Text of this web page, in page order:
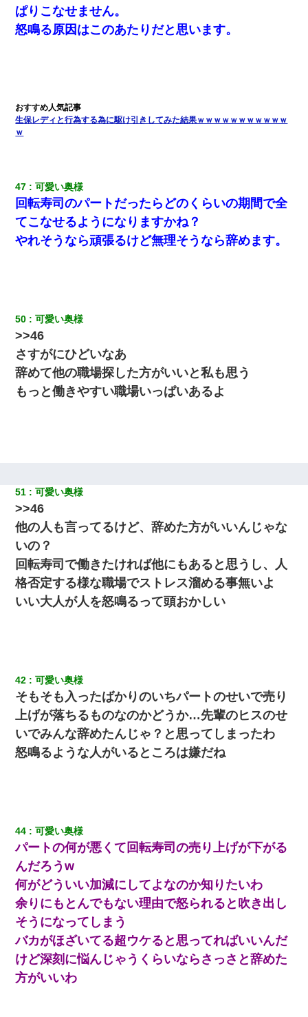
全く親しくないママ友Aから突然「飲み会しよう」と誘われたがお
断りした。後日Aの企みを知ってゾッとするやら腹立つやら！
妻と同居し始めたときから、よく妻が「どこかで音漏れしてな
い？音楽聞こえる」と言っていて…
よくドアを開けるとなんと…
小学生の妹が20代の弟とチューしてるのに、見て見ぬふりの親を
見てから実家を出た。それから15年、妹が弟の子を妊娠したらし
くもう堕胎できない月なんだと母から連絡がきた…｜生活｜ワロ
タあんてな
発見。しかも「ヒィ～」みたいな声も聞こえてきたので気になっ
て近寄ったら女の子がおっさんの下敷きになってた
日航機墜落事故の「ここからは日本語で大丈夫ですよ〜」の絶望
感がヤバイ・・・
父が他界→父のフリン相手『どうか相続を放棄して下さい、昔の
ことは謝ります。ごめんなさい…』私「お子さんはフリン略奪婚
って知ってるの？」相手『 』結果→
「お前の父ちゃんは自宅警備員」とかからかわれたけど、実はと
んでもない仕事に就いていた
[緊急]ベロベロの女に声をかけて行為してきた結果
ぱりこなせません。
怒鳴る原因はこのあたりだと思います。
生保レディと行為する為に駆け引きしてみた結果ｗｗｗｗｗｗｗｗｗｗｗ
ｗ
47 可愛い奥様
回転寿司のパートだったらどのくらいの期間で全
てこなせるようになりますかね？
やれそうなら頑張るけど無理そうなら辞めます。
50 可愛い奥様
>>46
さすがにひどいなあ
辞めて他の職場探した方がいいと私も思う
もっと働きやすい職場いっぱいあるよ
51 可愛い奥様
>>46
他の人も言ってるけど、辞めた方がいいんじゃな
いの？
回転寿司で働きたければ他にもあると思うし、人
格否定する様な職場でストレス溜める事無いよ
いい大人が人を怒鳴るって頭おかしい
42 可愛い奥様
そもそも入ったばかりのいちパートのせいで売り
上げが落ちるものなのかどうか…先輩のヒスのせ
いでみんな辞めたんじゃ？と思ってしまったわ
怒鳴るような人がいるところは嫌だね
44 可愛い奥様
パートの何が悪くて回転寿司の売り上げが下がる
んだろうw
何がどういい加減にしてよなのか知りたいわ
余りにもとんでもない理由で怒られると吹き出し
そうになってしまう
バカがほざいてる超ウケると思ってればいいんだ
けど深刻に悩んじゃうくらいならさっさと辞めた
方がいいわ